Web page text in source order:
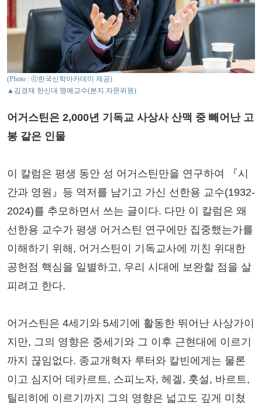
(Photo : ⓒ한국신학아카데미 제공)
▲김경재 한신대 명예교수(본지 자문위원)
어거스틴은 2,000년 기독교 사상사 산맥 중 빼어난 고
봉 같은 인물
이 칼럼은 평생 동안 성 어거스틴만을 연구하여 『시
간과 영원』등 역저를 남기고 가신 선한용 교수(1932-
2024)를 추모하면서 쓰는 글이다. 다만 이 칼럼은 왜
선한용 교수가 평생 어거스틴 연구에만 집중했는가를
이해하기 위해, 어거스틴이 기독교사에 끼친 위대한
공헌점 핵심을 일별하고, 우리 시대에 보완할 점을 살
피려고 한다.
어거스틴은 4세기와 5세기에 활동한 뛰어난 사상가이
지만, 그의 영향은 중세기와 그 이후 근현대에 이르기
까지 끊임없다. 종교개혁자 루터와 칼빈에게는 물론
이고 심지어 데카르트, 스피노자, 헤겔, 훗설, 바르트,
틸리히에 이르기까지 그의 영향은 넓고도 깊게 미쳤